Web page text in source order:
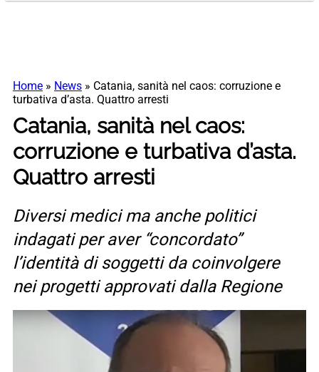
Home » News » Catania, sanità nel caos: corruzione e
turbativa d’asta. Quattro arresti
Catania, sanità nel caos:
corruzione e turbativa d’asta.
Quattro arresti
Diversi medici ma anche politici
indagati per aver “concordato”
l’identità di soggetti da coinvolgere
nei progetti approvati dalla Regione